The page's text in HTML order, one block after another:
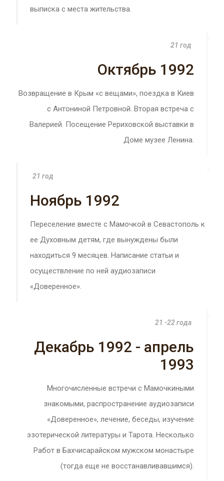
выписка с места жительства.
21 год
Октябрь 1992
Возвращение в Крым «с вещами», поездка в Киев
с Антониной Петровной. Вторая встреча с
Валерией. Посещение Рериховской выставки в
Доме музее Ленина.
21 год
Ноябрь 1992
Переселение вместе с Мамочкой в Севастополь к
ее Духовным детям, где вынуждены были
находиться 9 месяцев. Написание статьи и
осуществление по ней аудиозаписи
«Доверенное».
21 -22 года
Декабрь 1992 - апрель
1993
Многочисленные встречи с Мамочкиными
знакомыми, распространение аудиозаписи
«Доверенное», лечение, беседы, изучение
эзотерической литературы и Тарота. Несколько
Работ в Бахчисарайском мужском монастыре
(тогда еще не восстанавливавшимся).